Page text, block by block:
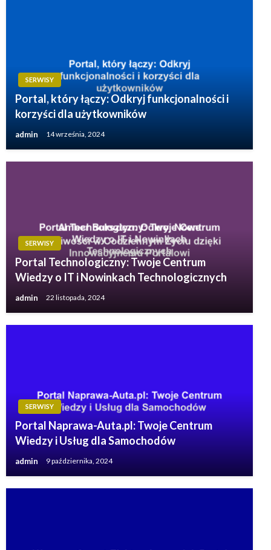
SERWISY
Portal, który łączy: Odkryj funkcjonalności i
korzyści dla użytkowników
admin 14 września, 2024
SERWISY
Portal Technologiczny: Twoje Centrum
Wiedzy o IT i Nowinkach Technologicznych
admin 22 listopada, 2024
SERWISY
Portal Naprawa-Auta.pl: Twoje Centrum
Wiedzy i Usług dla Samochodów
admin 9 października, 2024